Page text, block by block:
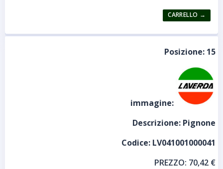
Posizione: 15
immagine:
Descrizione: Pignone
Codice: LV041001000041
PREZZO: 70,42 €